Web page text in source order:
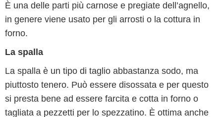
È una delle parti più carnose e pregiate dell’agnello,
in genere viene usato per gli arrosti o la cottura in
forno.
La spalla
La spalla è un tipo di taglio abbastanza sodo, ma
piuttosto tenero. Può essere disossata e per questo
si presta bene ad essere farcita e cotta in forno o
tagliata a pezzetti per lo spezzatino. È ottima anche